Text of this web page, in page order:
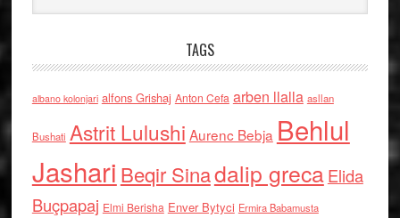
TAGS
albano kolonjari alfons Grishaj Anton Cefa arben llalla asllan
Bushati Astrit Lulushi Aurenc Bebja Behlul
Jashari Beqir Sinadalip grecaElida
Buçpapaj Elmi Berisha Enver Bytyci Ermira Babamusta